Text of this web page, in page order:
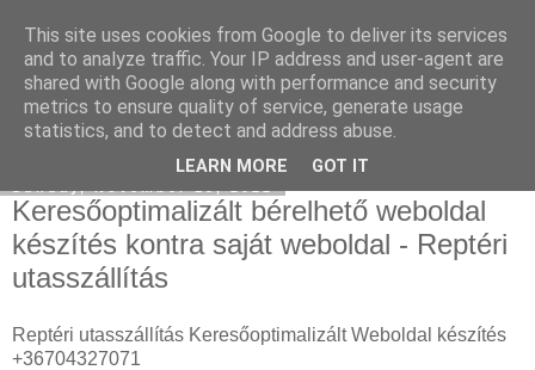
SEO Agency
Keresőoptimalizált bérelhető weboldal
készítés kontra saját weboldal - Reptéri
utasszállítás
Reptéri utasszállítás Keresőoptimalizált Weboldal készítés
+36704327071
This site uses cookies from Google to deliver its services
and to analyze traffic. Your IP address and user-agent are
shared with Google along with performance and security
metrics to ensure quality of service, generate usage
statistics, and to detect and address abuse.
LEARN MORE GOT IT